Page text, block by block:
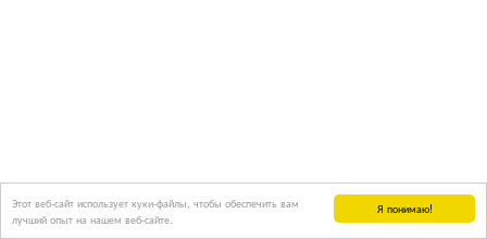
Я понимаю!
Этот веб-сайт использует куки-файлы, чтобы обеспечить вам
лучший опыт на нашем веб-сайте.